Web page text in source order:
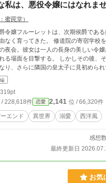
私は、悪役令嬢にはなれま
蜜罠堂）
令嬢フルーレットは、次期侯爵であ
道院の寄宿学校を卒業し、社交界デビュ
夜会。彼女は一人の長身の美しい令
る場面を目撃する。 しかしその後、
り、さらに隣国の皇太子に見初めら
で気品ある美女こそ、理想の淑女。
り、小柄な令嬢は「あざとい」「子ど
め言葉には聞こえなか
侯爵家にはもっと相応しい女性がいる
傷つき、侯爵家には相応しくないと陰
う社交界で見下され続けた小柄な令
319pt
/ 228,618件 恋愛 2,141 位 / 66,320件
エンド 異世界 溺愛 西洋風
感想
最終更新日
お気